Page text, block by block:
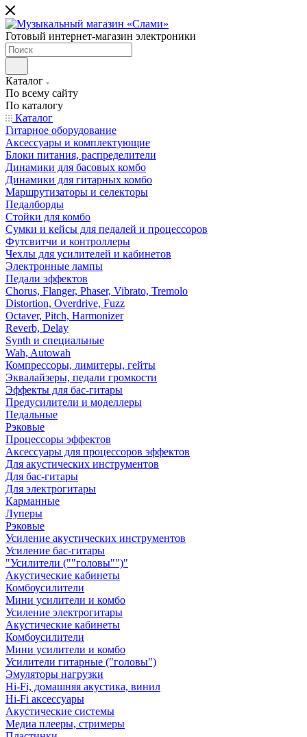
Готовый интернет-магазин электроники
Каталог
По всему сайту
По каталогу
Каталог
Гитарное оборудование
Аксессуары и комплектующие
Блоки питания, распределители
Динамики для басовых комбо
Динамики для гитарных комбо
Маршрутизаторы и селекторы
Педалборды
Стойки для комбо
Сумки и кейсы для педалей и процессоров
Футсвитчи и контроллеры
Чехлы для усилителей и кабинетов
Электронные лампы
Педали эффектов
Chorus, Flanger, Phaser, Vibrato, Tremolo
Distortion, Overdrive, Fuzz
Octaver, Pitch, Harmonizer
Reverb, Delay
Synth и специальные
Wah, Autowah
Компрессоры, лимитеры, гейты
Эквалайзеры, педали громкости
Эффекты для бас-гитары
Предусилители и моделлеры
Педальные
Рэковые
Процессоры эффектов
Аксессуары для процессоров эффектов
Для акустических инструментов
Для бас-гитары
Для электрогитары
Карманные
Луперы
Рэковые
Усиление акустических инструментов
Усиление бас-гитары
"Усилители (""головы"")"
Акустические кабинеты
Комбоусилители
Мини усилители и комбо
Усиление электрогитары
Акустические кабинеты
Комбоусилители
Мини усилители и комбо
Усилители гитарные ("головы")
Эмуляторы нагрузки
Hi-Fi, домашняя акустика, винил
Hi-Fi аксессуары
Акустические системы
Медиа плееры, стримеры